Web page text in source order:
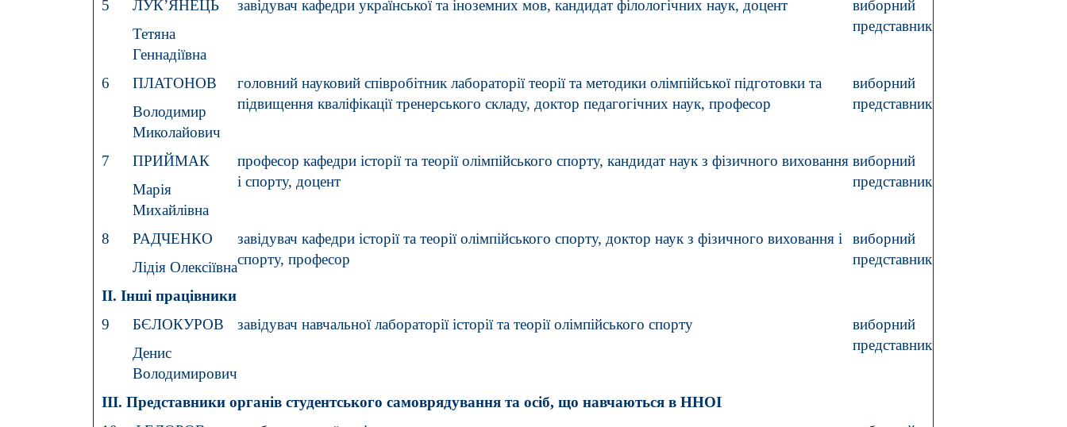
5
ЛУК’ЯНЕЦЬ
Тетяна
Геннадіївна
завідувач кафедри української та іноземних мов, кандидат філологічних наук, доцент
виборний
представник
6
ПЛАТОНОВ
Володимир
Миколайович
головний науковий співробітник лабораторії теорії та методики олімпійської підготовки та
підвищення кваліфікації тренерського складу, доктор педагогічних наук, професор
виборний
представник
7
ПРИЙМАК
Марія
Михайлівна
професор кафедри історії та теорії олімпійського спорту, кандидат наук з фізичного виховання
і спорту, доцент
виборний
представник
8
РАДЧЕНКО
Лідія Олексіївна
завідувач кафедри історії та теорії олімпійського спорту, доктор наук з фізичного виховання і
спорту, професор
виборний
представник
ІІ. Інші працівники
9
БЄЛОКУРОВ
Денис
Володимирович
завідувач навчальної лабораторії історії та теорії олімпійського спорту
виборний
представник
ІІІ. Представники органів студентського самоврядування та осіб, що навчаються в ННОІ